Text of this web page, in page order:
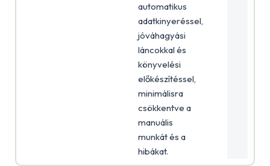
automatikus
adatkinyeréssel,
jóváhagyási
láncokkal és
könyvelési
előkészítéssel,
minimálisra
csökkentve a
manuális
munkát és a
hibákat.